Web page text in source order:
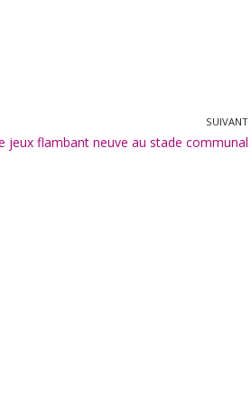
SUIVANT
jeux flambant neuve au stade communal